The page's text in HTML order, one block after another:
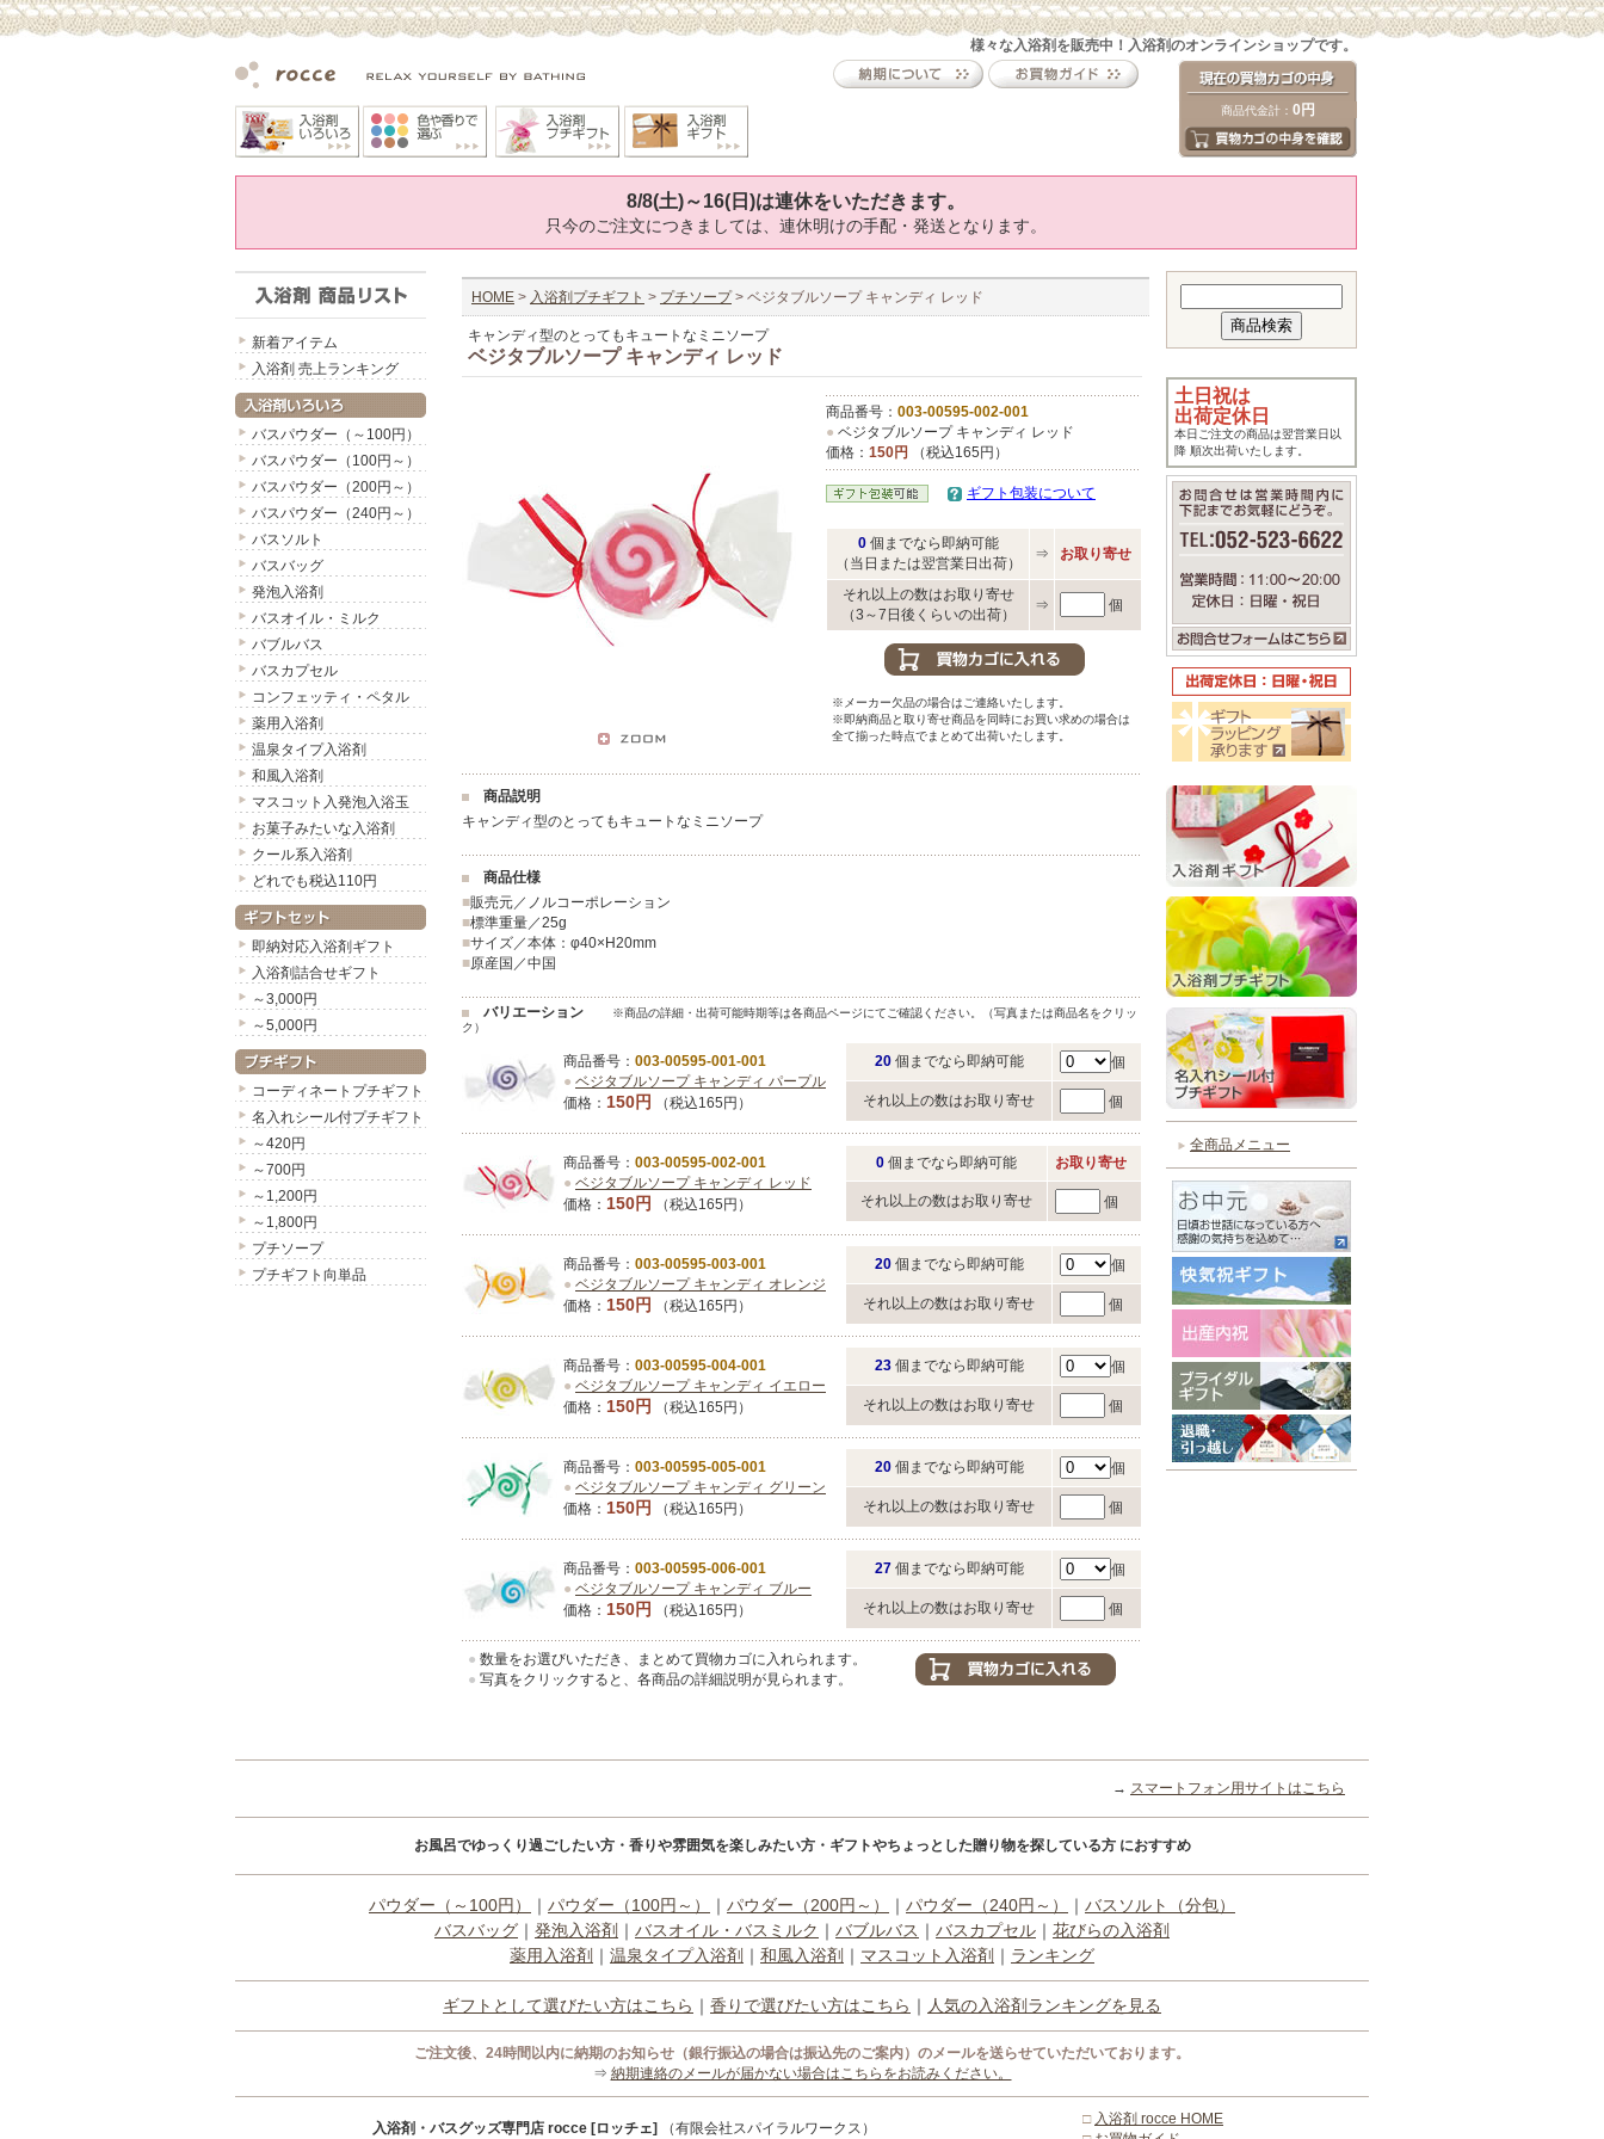
様々な入浴剤を販売中！入浴剤のオンラインショップです。
商品代金計： 0円
8/8(土)～16(日)は連休をいただきます。
只今のご注文につきましては、連休明けの手配・発送となります。
新着アイテム
入浴剤 売上ランキング
バスパウダー（～100円）
バスパウダー（100円～）
バスパウダー（200円～）
バスパウダー（240円～）
バスソルト
バスバッグ
発泡入浴剤
バスオイル・ミルク
バブルバス
バスカプセル
コンフェッティ・ペタル
薬用入浴剤
温泉タイプ入浴剤
和風入浴剤
マスコット入発泡入浴玉
お菓子みたいな入浴剤
クール系入浴剤
どれでも税込110円
即納対応入浴剤ギフト
入浴剤詰合せギフト
～3,000円
～5,000円
コーディネートプチギフト
名入れシール付プチギフト
～420円
～700円
～1,200円
～1,800円
プチソープ
プチギフト向単品
HOME > 入浴剤プチギフト > プチソープ> ベジタブルソープ キャンディ レッド
キャンディ型のとってもキュートなミニソープ
ベジタブルソープ キャンディ レッド
商品番号： 003-00595-002-001
● ベジタブルソープ キャンディ レッド
価格： 150円 （税込165円）
ギフト包装について
0 個までなら即納可能
（当日または翌営業日出荷）
⇒ お取り寄せ
それ以上の数はお取り寄せ
（3～7日後くらいの出荷）
⇒ 個
※メーカー欠品の場合はご連絡いたします。
※即納商品と取り寄せ商品を同時にお買い求めの場合は
全て揃った時点でまとめて出荷いたします。
商品説明
キャンディ型のとってもキュートなミニソープ
商品仕様
■販売元／ノルコーポレーション
■標準重量／25g
■サイズ／本体：φ40×H20mm
■原産国／中国
バリエーション
※商品の詳細・出荷可能時期等は各商品ページにてご確認ください。（写真または商品名をクリッ
ク）
商品番号： 003-00595-001-001
● ベジタブルソープ キャンディ パープル
価格： 150円 （税込165円）
20 個までなら即納可能 個
それ以上の数はお取り寄せ 個
商品番号： 003-00595-002-001
● ベジタブルソープ キャンディ レッド
価格： 150円 （税込165円）
0 個までなら即納可能 お取り寄せ
それ以上の数はお取り寄せ 個
商品番号： 003-00595-003-001
● ベジタブルソープ キャンディ オレンジ
価格： 150円 （税込165円）
20 個までなら即納可能 個
それ以上の数はお取り寄せ 個
商品番号： 003-00595-004-001
● ベジタブルソープ キャンディ イエロー
価格： 150円 （税込165円）
23 個までなら即納可能 個
それ以上の数はお取り寄せ 個
商品番号： 003-00595-005-001
● ベジタブルソープ キャンディ グリーン
価格： 150円 （税込165円）
20 個までなら即納可能 個
それ以上の数はお取り寄せ 個
商品番号： 003-00595-006-001
● ベジタブルソープ キャンディ ブルー
価格： 150円 （税込165円）
27 個までなら即納可能 個
それ以上の数はお取り寄せ 個
● 数量をお選びいただき、まとめて買物カゴに入れられます。
● 写真をクリックすると、各商品の詳細説明が見られます。
土日祝は
出荷定休日
本日ご注文の商品は翌営業日以
降 順次出荷いたします。
全商品メニュー
→ スマートフォン用サイトはこちら
お風呂でゆっくり過ごしたい方・香りや雰囲気を楽しみたい方・ギフトやちょっとした贈り物を探している方 におすすめ
パウダー（～100円） ｜ パウダー（100円～） ｜ パウダー（200円～） ｜ パウダー（240円～） ｜ バスソルト（分包）
バスバッグ ｜ 発泡入浴剤 ｜ バスオイル・バスミルク ｜ バブルバス ｜ バスカプセル ｜ 花びらの入浴剤
薬用入浴剤 ｜ 温泉タイプ入浴剤 ｜ 和風入浴剤 ｜ マスコット入浴剤 ｜ ランキング
ギフトとして選びたい方はこちら ｜ 香りで選びたい方はこちら ｜ 人気の入浴剤ランキングを見る
ご注文後、24時間以内に納期のお知らせ（銀行振込の場合は振込先のご案内）のメールを送らせていただいております。
⇒ 納期連絡のメールが届かない場合はこちらをお読みください。
入浴剤・バスグッズ専門店 rocce [ロッチェ] （有限会社スパイラルワークス）
□ 入浴剤 rocce HOME